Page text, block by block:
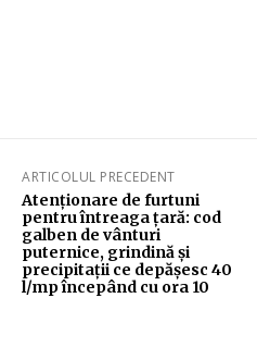
ARTICOLUL PRECEDENT
Atenționare de furtuni
pentru întreaga țară: cod
galben de vânturi
puternice, grindină și
precipitații ce depășesc 40
l/mp începând cu ora 10